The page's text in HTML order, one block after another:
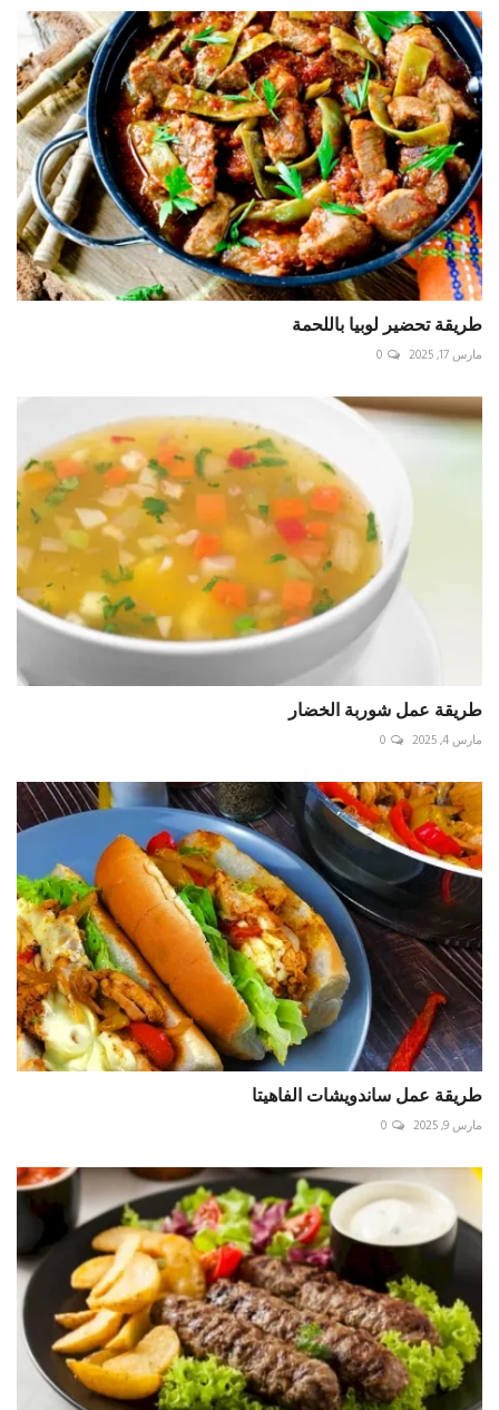
طريقة تحضير لوبيا باللحمة
مارس 17, 2025 0
طريقة عمل شوربة الخضار
مارس 4, 2025 0
طريقة عمل ساندويشات الفاهيتا
مارس 9, 2025 0